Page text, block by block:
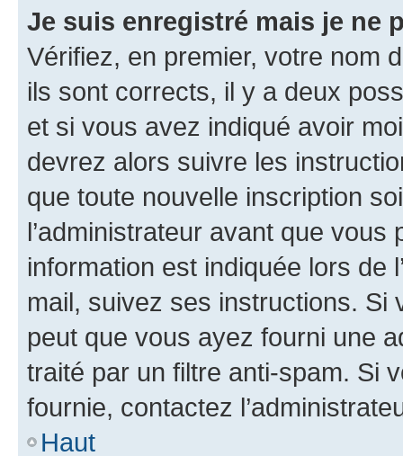
Je suis enregistré mais je ne
Vérifiez, en premier, votre nom
ils sont corrects, il y a deux
et si vous avez indiqué avoir
devrez alors suivre les
que toute nouvelle inscription
l’administrateur avant que
information est indiquée lors de
mail, suivez ses instructions. Si
peut que vous ayez fourni une
traité par un filtre anti-spam. Si
fournie, contactez
Haut